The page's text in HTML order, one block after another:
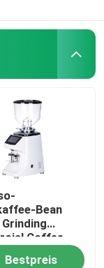
Bean
Coffee-
Bestpreis